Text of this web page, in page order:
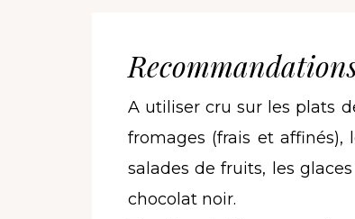
A utiliser cru sur les plats
fromages (frais et affinés),
salades de fruits, les
chocolat noir.